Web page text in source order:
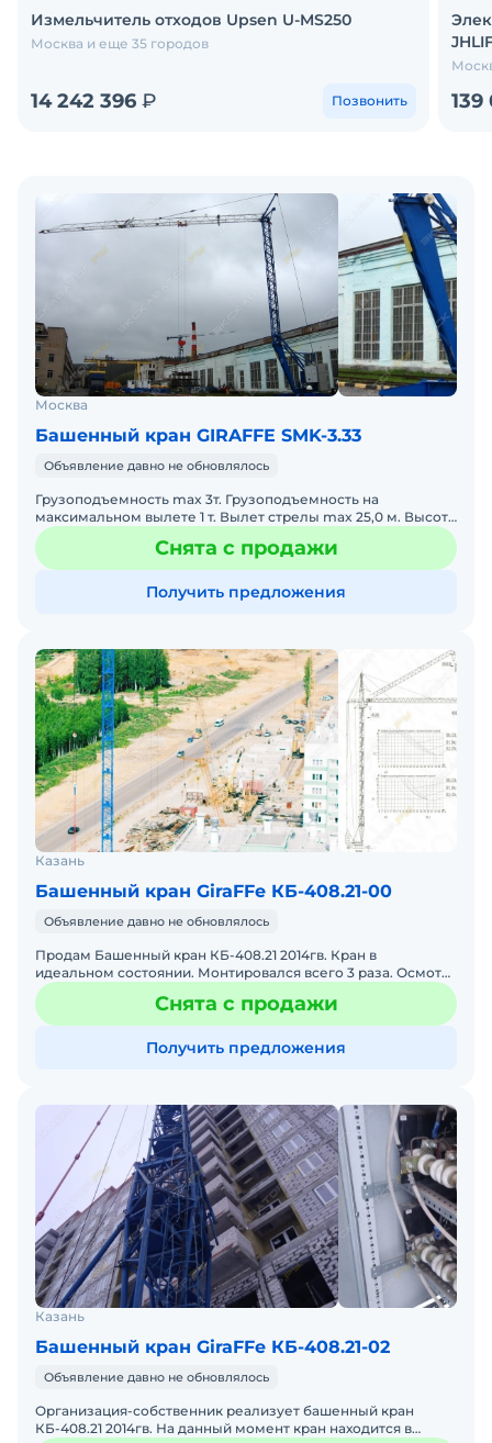
Измельчитель отходов Upsen U-MS250
Москва и еще 35 городов
14 242 396 ₽ Позвонить
Москва
Башенный кран GIRAFFE SMK-3.33
Объявление давно не обновлялось
Грузоподъемность max 3т. Грузоподъемность на
максимальном вылете 1 т. Вылет стрелы max 25,0 м. Высота
Снята с продажи
Получить предложения
Казань
Башенный кран GiraFFe КБ-408.21-00
Объявление давно не обновлялось
Продам Башенный кран КБ-408.21 2014гв. Кран в
идеальном состоянии. Монтировался всего 3 раза. Осмотр
в любое время. Характеристики - высота поъема 54/72,7м, с
Снята с продажи
Получить предложения
Казань
Башенный кран GiraFFe КБ-408.21-02
Объявление давно не обновлялось
Организация-собственник реализует башенный кран
КБ-408.21 2014гв. На данный момент кран находится в